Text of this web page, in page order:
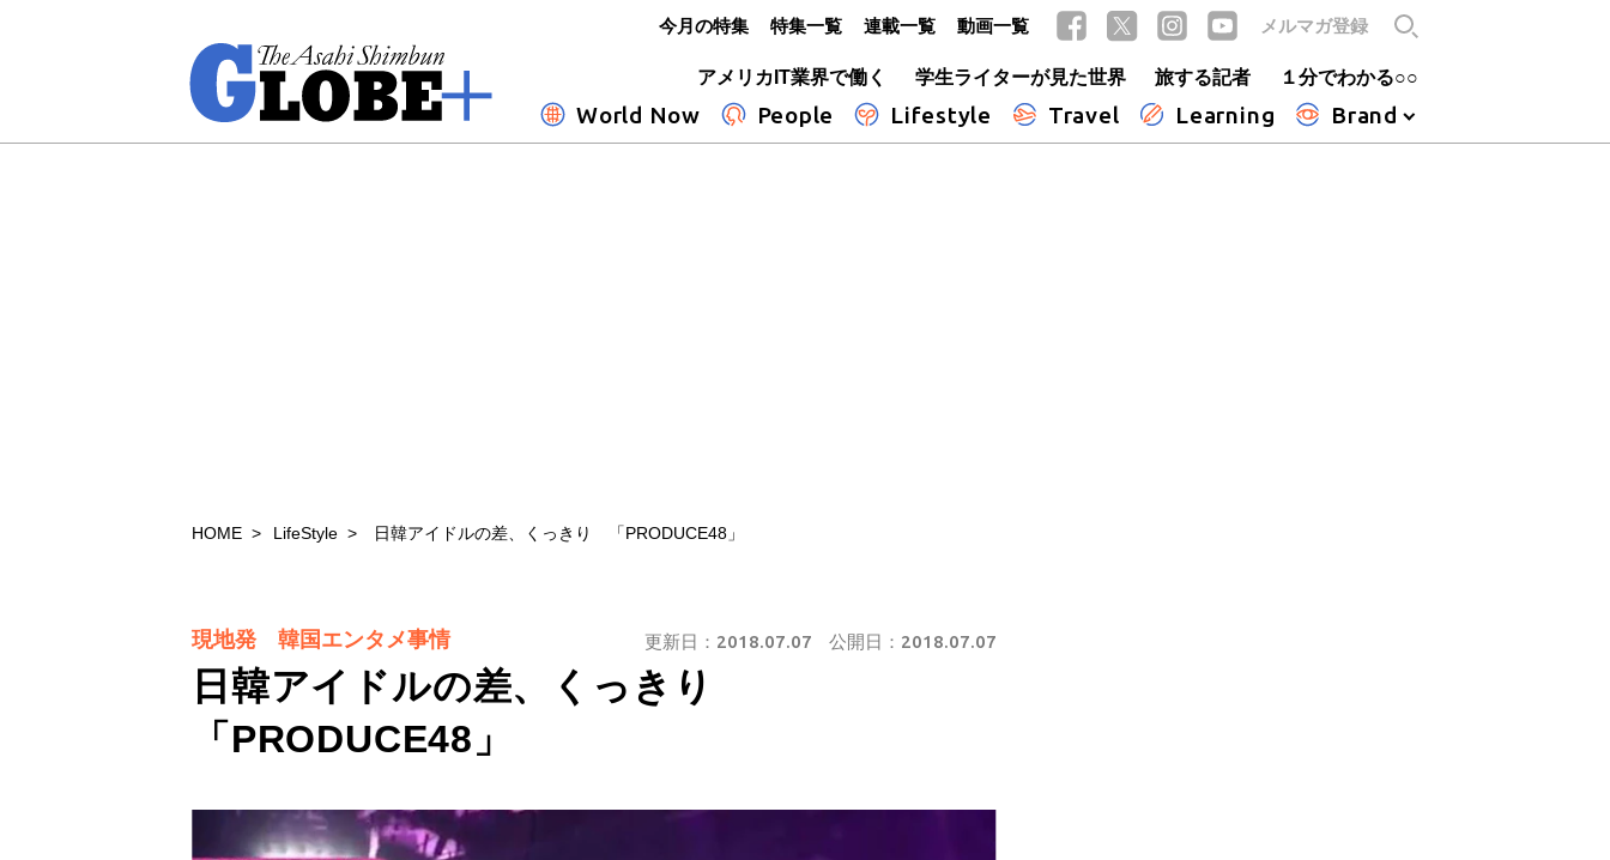
アメリカIT業界で働く
学生ライターが見た世界 旅する記者 １分でわかる○○
World Now People Lifestyle Travel Learning Brand
今月の特集 特集一覧 連載一覧 動画一覧 メルマガ登録
HOME LifeStyle 日韓アイドルの差、くっきり 「PRODUCE48」
日韓アイドルの差、くっきり
「PRODUCE48」
現地発 韓国エンタメ事情 更新日： 2018.07.07 公開日： 2018.07.07